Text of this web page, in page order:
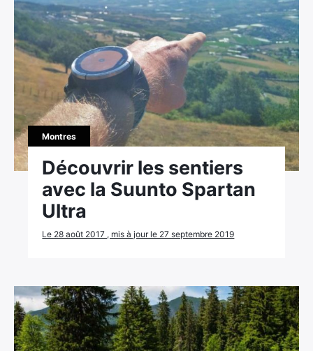
Montres
Découvrir les sentiers
avec la Suunto Spartan
Ultra
Le 28 août 2017 , mis à jour le 27 septembre 2019